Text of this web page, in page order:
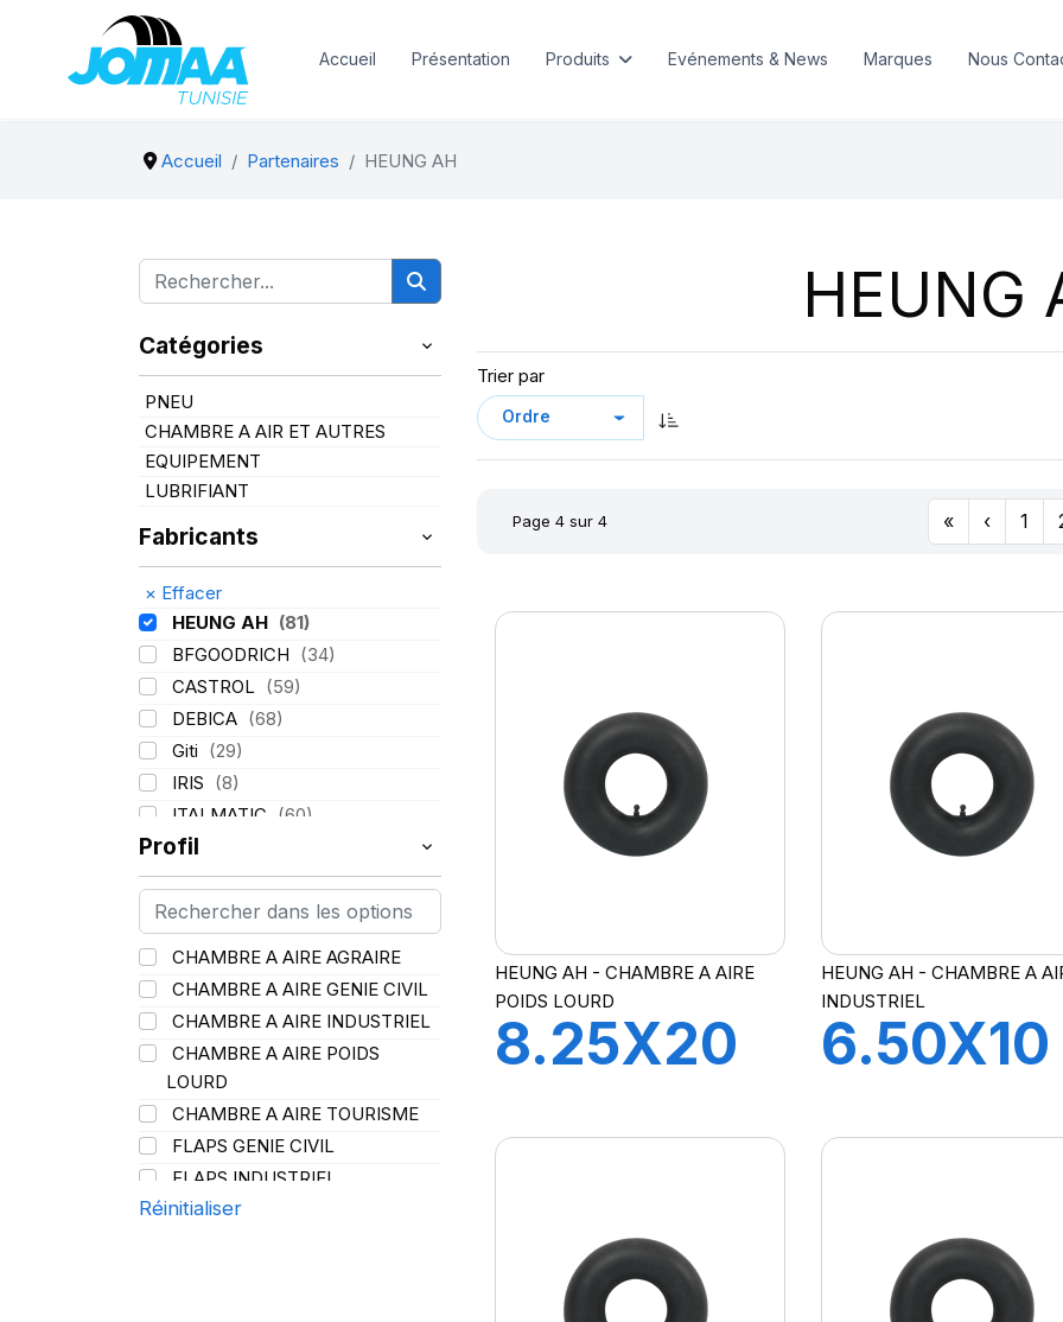
Accueil Présentation Produits Evénements & News Marques Nous
Accueil Partenaires HEUNG AH
Catégories
PNEU
CHAMBRE A AIR ET AUTRES
EQUIPEMENT
LUBRIFIANT
Fabricants
× Effacer
HEUNG AH (81)
BFGOODRICH (34)
CASTROL (59)
DEBICA (68)
Giti (29)
IRIS (8)
ITALMATIC (60)
KLEBER
LASSA (174)
LING LONG (152)
PROMETEON
SCHRADER
(24)
SIOC (23)
SPEEDWAYS (64)
STICA (3)
Profil
CHAMBRE A AIRE AGRAIRE
CHAMBRE A AIRE GENIE CIVIL
CHAMBRE A AIRE INDUSTRIEL
CHAMBRE A AIRE POIDS
LOURD
CHAMBRE A AIRE TOURISME
FLAPS GENIE CIVIL
FLAPS INDUSTRIEL
FLAPS POIDS LOURD
Réinitialiser
HEUNG
Trier par
Page 4 sur 4 « ‹ 1
HEUNG AH - CHAMBRE A AIRE
POIDS LOURD
8.25X20
HEUNG AH - CHAMBRE A
INDUSTRIEL
6.50X10